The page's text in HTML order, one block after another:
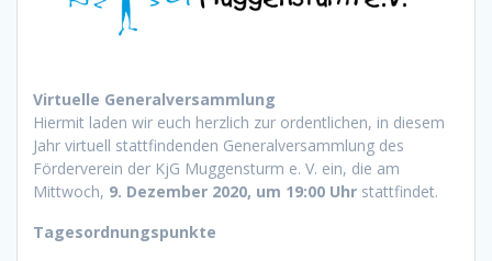
Virtuelle Generalversammlung
Hiermit laden wir euch herzlich zur ordentlichen, in diesem
Jahr virtuell stattfindenden Generalversammlung des
Förderverein der KjG Muggensturm e. V. ein, die am
Mittwoch, 9. Dezember 2020, um 19:00 Uhr stattfindet.
Tagesordnungspunkte